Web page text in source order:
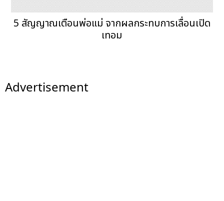
5 สัญญาณเตือนพ่อแม่ จากผลกระทบการเลื่อนเปิด
เทอม
Advertisement